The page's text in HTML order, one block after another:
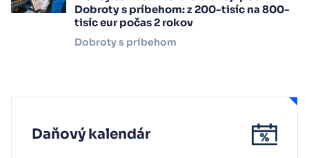
Dobroty s príbehom: z 200-tisíc na 800-
tisíc eur počas 2 rokov
Dobroty s príbehom
Daňový kalendár